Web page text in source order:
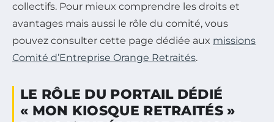
collectifs. Pour mieux comprendre les droits et
avantages mais aussi le rôle du comité, vous
pouvez consulter cette page dédiée aux missions
Comité d’Entreprise Orange Retraités.
LE RÔLE DU PORTAIL DÉDIÉ
« MON KIOSQUE RETRAITÉS »